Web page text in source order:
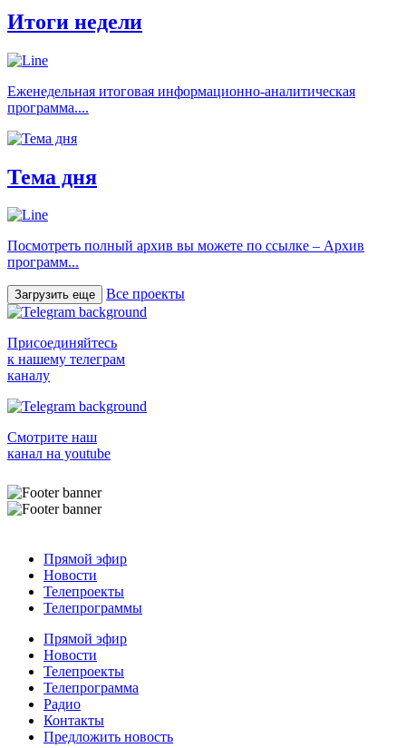
Итоги недели
Еженедельная итоговая информационно-аналитическая
программа....
Тема дня
Посмотреть полный архив вы можете по ссылке – Архив
программ...
Загрузить еще Все проекты
Присоединяйтесь
к нашему телеграм
каналу
Смотрите наш
канал на youtube
Прямой эфир
Новости
Телепроекты
Телепрограммы
Прямой эфир
Новости
Телепроекты
Телепрограмма
Радио
Контакты
Предложить новость